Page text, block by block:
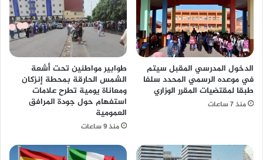
الدخول المدرسي المقبل سیتم
في موعده الرسمي المحدد سلفا
طبقا لمقتضیات المقرر الوزاري
منذ 7 ساعات
طوابير مواطنين تحت أشعة
الشمس الحارقة بمحطة إنزكان
ومعاناة يومية تطرح علامات
استفهام حول جودة المرافق
العمومية
منذ 9 ساعات